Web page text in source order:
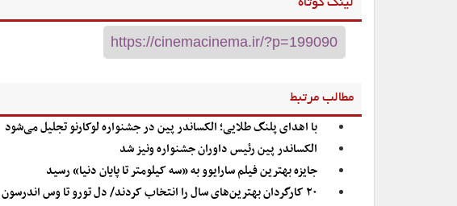
لینک کوتاه
مطالب مرتبط
با اهدای پلنگ طلایی؛ الکساندر پین در جشنواره لوکارنو تجلیل می‌شود
الکساندر پین رئیس داوران جشنواره ونیز شد
جایزه بهترین فیلم سارایوو به «سه کیلومتر تا پایان دنیا» رسید
۲۰ کارگردان بهترین‌های سال را انتخاب کردند/ دل تورو تا وس اندرسون